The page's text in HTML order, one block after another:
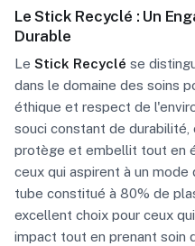
Le Stick Recyclé : Un
Durable
Le Stick Recyclé se
dans le domaine des soins
éthique et respect de
souci constant de durabilité,
protège et embellit tout en
ceux qui aspirent à un
tube constitué à 80% de
excellent choix pour ceux
impact tout en prenant soin